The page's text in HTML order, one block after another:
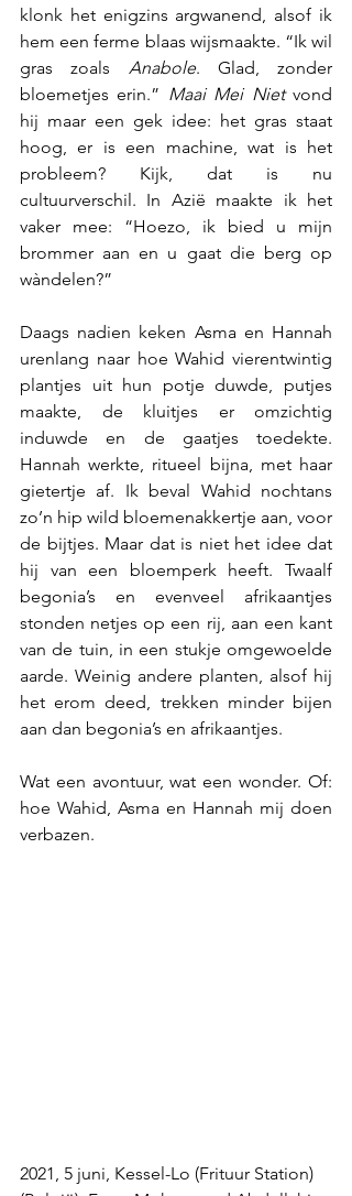
klonk het enigzins argwanend, alsof ik
hem een ferme blaas wijsmaakte. “Ik wil
gras zoals Anabole. Glad, zonder
bloemetjes erin.” Maai Mei Niet vond
hij maar een gek idee: het gras staat
hoog, er is een machine, wat is het
probleem? Kijk, dat is nu
cultuurverschil. In Azië maakte ik het
vaker mee: “Hoezo, ik bied u mijn
brommer aan en u gaat die berg op
wàndelen?”
Daags nadien keken Asma en Hannah
urenlang naar hoe Wahid vierentwintig
plantjes uit hun potje duwde, putjes
maakte, de kluitjes er omzichtig
induwde en de gaatjes toedekte.
Hannah werkte, ritueel bijna, met haar
gietertje af. Ik beval Wahid nochtans
zo’n hip wild bloemenakkertje aan, voor
de bijtjes. Maar dat is niet het idee dat
hij van een bloemperk heeft. Twaalf
begonia’s en evenveel afrikaantjes
stonden netjes op een rij, aan een kant
van de tuin, in een stukje omgewoelde
aarde. Weinig andere planten, alsof hij
het erom deed, trekken minder bijen
aan dan begonia’s en afrikaantjes.
Wat een avontuur, wat een wonder. Of:
hoe Wahid, Asma en Hannah mij doen
verbazen.
2021, 5 juni, Kessel-Lo (Frituur Station)